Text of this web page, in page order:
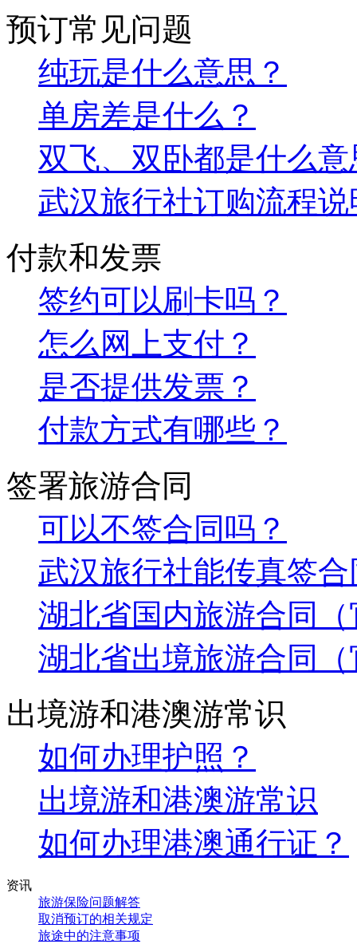
预订常见问题
纯玩是什么意思？
单房差是什么？
双飞、双卧都是什么意
武汉旅行社订购流程说
付款和发票
签约可以刷卡吗？
怎么网上支付？
是否提供发票？
付款方式有哪些？
签署旅游合同
可以不签合同吗？
武汉旅行社能传真签合
湖北省国内旅游合同（
湖北省出境旅游合同（
出境游和港澳游常识
如何办理护照？
出境游和港澳游常识
如何办理港澳通行证？
资讯
旅游保险问题解答
取消预订的相关规定
旅途中的注意事项